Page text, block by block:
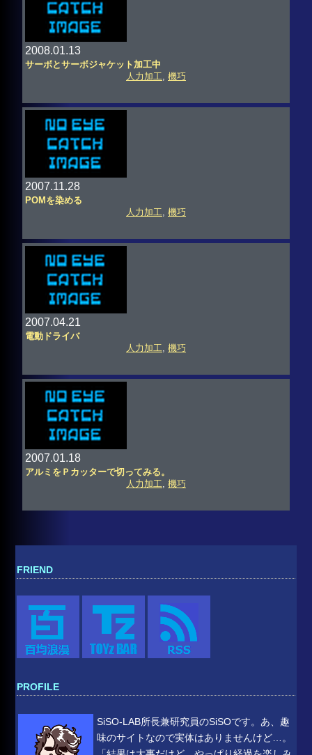
2008.01.13
サーボとサーボジャケット加工中
人力加工, 機巧
2007.11.28
POMを染める
人力加工, 機巧
2007.04.21
電動ドライバ
人力加工, 機巧
2007.01.18
アルミをＰカッターで切ってみる。
人力加工, 機巧
FRIEND
PROFILE
SiSO-LAB所長兼研究員のSiSOです。あ、趣
味のサイトなので実体はありませんけど…。